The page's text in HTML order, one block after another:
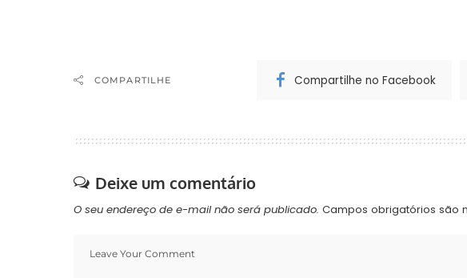
COMPARTILHE Compartilhe no Facebook
Deixe um comentário
O seu endereço de e-mail não será publicado. Campos obrigatórios são